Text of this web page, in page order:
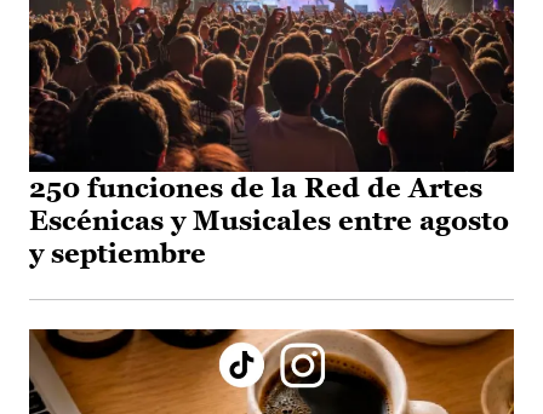
250 funciones de la Red de Artes
Escénicas y Musicales entre agosto
y septiembre